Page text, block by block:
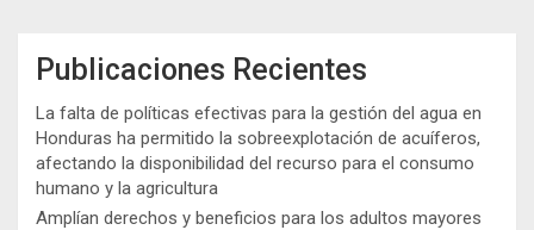
Publicaciones Recientes
La falta de políticas efectivas para la gestión del agua en
Honduras ha permitido la sobreexplotación de acuíferos,
afectando la disponibilidad del recurso para el consumo
humano y la agricultura
Amplían derechos y beneficios para los adultos mayores